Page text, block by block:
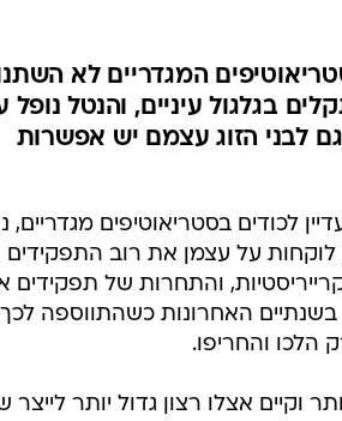
אנחנו כבר ב-2022, אבל הסטריאוטיפים המגדריים לא
בגלגול עיניים, והנטל נופל
לבני הזוג עצמם יש אפשרות
לכודים בסטריאוטיפים מגדריים,
לוקחות על עצמן את רוב
והתחרות של תפקידים
האחרונות כשהתווספה לכך
הלכו והחריפו.
אצלו רצון גדול יותר לייצר